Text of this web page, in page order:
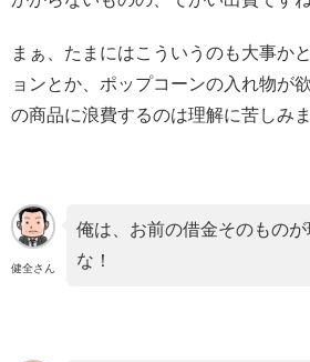
まぁ、たまにはこういうのも大事か
ョンとか、ポップコーンの入れ物が
の商品に浪費するのは理解に苦しみま
健全さん
俺は、お前の借金そのもの
な！